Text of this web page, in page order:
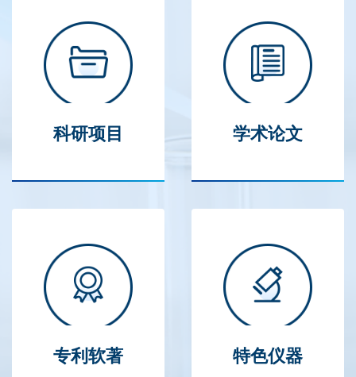
科研项目 学术论文
专利软著 特色仪器